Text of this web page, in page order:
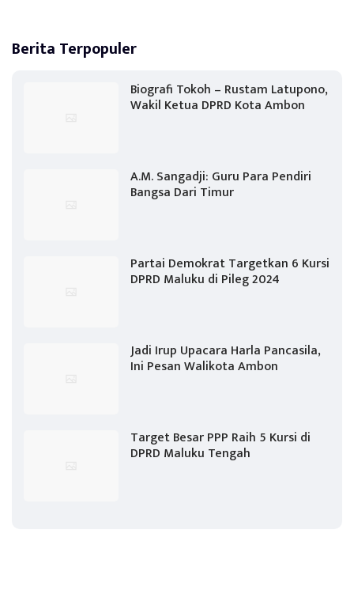
Berita Terpopuler
Biografi Tokoh – Rustam Latupono,
Wakil Ketua DPRD Kota Ambon
A.M. Sangadji: Guru Para Pendiri
Bangsa Dari Timur
Partai Demokrat Targetkan 6 Kursi
DPRD Maluku di Pileg 2024
Jadi Irup Upacara Harla Pancasila,
Ini Pesan Walikota Ambon
Target Besar PPP Raih 5 Kursi di
DPRD Maluku Tengah